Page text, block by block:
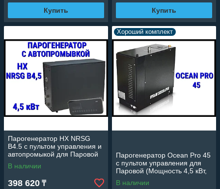
Купить Купить
Парогенератор HX NRSG
B4.5 c пультом управления и
автопромыкой для Паровой
комнаты (Мощность 4,5 кВт,
объем 2-5 м3)
В наличии
398 620 ₸
Хороший комплект
Парогенератор Ocean Pro 45
c пультом управления для
Паровой (Мощность 4,5 кВт,
объем 2-5 м3)
В наличии